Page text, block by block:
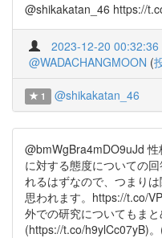
@shikakatan_46 https://
2023-12-20 00:32:36
@WADACHANGMOON (
1 @shikakatan_46
@bmWgBra4mDO9uJd
に対する態度についての
れるはずなので、つまり
思われます。https://t.co/
外での研究についてもま
(https://t.co/h9ylCc07yB)